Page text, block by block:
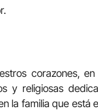
corazones,
y religiosas
la familia que está